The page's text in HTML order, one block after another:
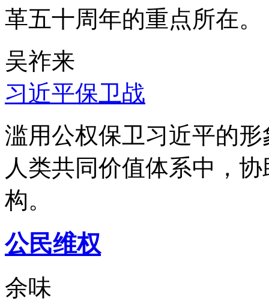
革五十周年的重点所在。
吴祚来
习近平保卫战
滥用公权保卫习近平的
人类共同价值体系中，
构。
公民维权
余味